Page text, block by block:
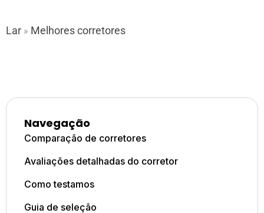
Lar » Melhores corretores
Navegação
Comparação de corretores
Avaliações detalhadas do corretor
Como testamos
Guia de seleção